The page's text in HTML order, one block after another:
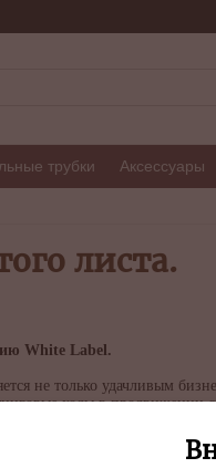
трубки Аксессуары
листа.
White Label.
не только удачливым
ходы в продвижении
случайно. Название линии,
и разработка нового